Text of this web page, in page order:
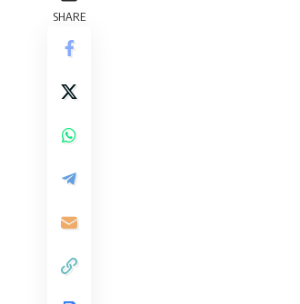
SHARE